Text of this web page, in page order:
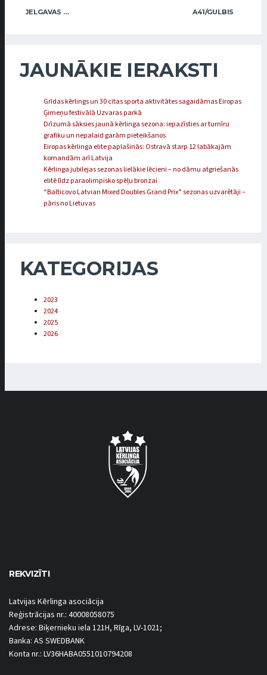
JELGAVAS KĒRLINGA KLUBS / BĀRZDAINIS A41/GULBIS
JAUNĀKIE IERAKSTI
Grīdas kērlings un 30 citas sporta aktivitātes sagaidāmas Eiropas
Ģimeņu festivālā Uzvaras parkā
Drīzumā sāksies jaunā kērlinga sezona: iepazīsties ar turnīru
grafiku un nepalaid garām pieteikšanos
Eiropas kērlinga elite paplašinās: Ostravā starp 12 labākajām
komandām arī Latvija
Kērlinga jubilejas sezonas lielākie lēcieni – no dāmu atgriešanās
elitē līdz paraolimpisko spēļu bronzai
“Balticovo Latvian Mixed Doubles Grand Prix” sezonas uzvarētāji –
pāris no Lietuvas
KATEGORIJAS
2023
2024
2025
2026
REKVIZĪTI
Latvijas Kērlinga asociācija
Reģistrācijas nr.: 40008058075
Adrese: Biķernieku iela 121H, Rīga, LV-1021;
Banka: AS SWEDBANK
Konta nr.: LV36HABA0551010794208